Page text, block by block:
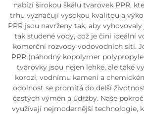
nabízí širokou škálu tvarovek PPR,
trhu vyznačují vysokou kvalitou a
PPR jsou navrženy tak, aby
tak studené vody, což je činí ideální
komerční rozvody vodovodních sítí.
PPR (náhodný kopolymer
tvarovky jsou nejen lehké, ale také
korozi, vodnímu kameni a
odolnost se promítá do delší
častých výměn a údržby. Naše
využívají nejmodernější technologie,